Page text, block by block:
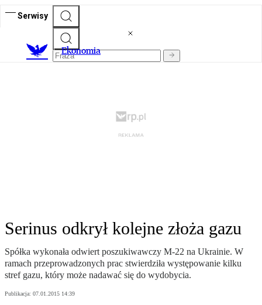
Serwisy
Ekonomia
Serinus odkrył kolejne złoża gazu
Spółka wykonała odwiert poszukiwawczy M-22 na Ukrainie. W
ramach przeprowadzonych prac stwierdziła występowanie kilku
stref gazu, który może nadawać się do wydobycia.
Publikacja: 07.01.2015 14:39